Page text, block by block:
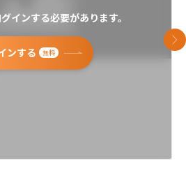
インする必要があります。
ンする 無料
次